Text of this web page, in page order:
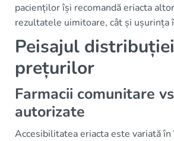
pacienților își recomandă eriacta
rezultatele uimitoare, cât și ușurința
Peisajul
prețurilor
Farmacii comunitare
autorizate
Accesibilitatea eriacta este variată